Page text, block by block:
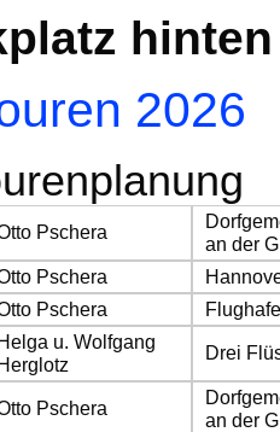
2026
Pschera
an der
Pschera
Pschera
u. Wolfgang
Drei
Pschera
an der